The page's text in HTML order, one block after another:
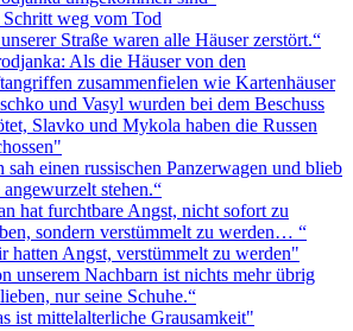
weg vom Tod
Straße waren alle Häuser zerstört.“
Als die Häuser von den
zusammenfielen wie Kartenhäuser
und Vasyl wurden bei dem Beschuss
Slavko und Mykola haben die Russen
sah einen russischen Panzerwagen und blieb
stehen.“
hat furchtbare Angst, nicht sofort zu
sondern verstümmelt zu werden… “
hatten Angst, verstümmelt zu werden"
unserem Nachbarn ist nichts mehr übrig
nur seine Schuhe.“
ist mittelalterliche Grausamkeit"